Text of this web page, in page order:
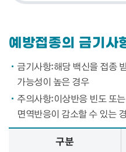
예방접종의 금기사
금기사항:해당 백신을 접종
가능성이 높은 경우
주의사항:이상반응 빈도 또
면역반응이 감소할 수 있는
예방접종의 금기사항과 주의사항 – 구분, 내용 정보 제공
구분